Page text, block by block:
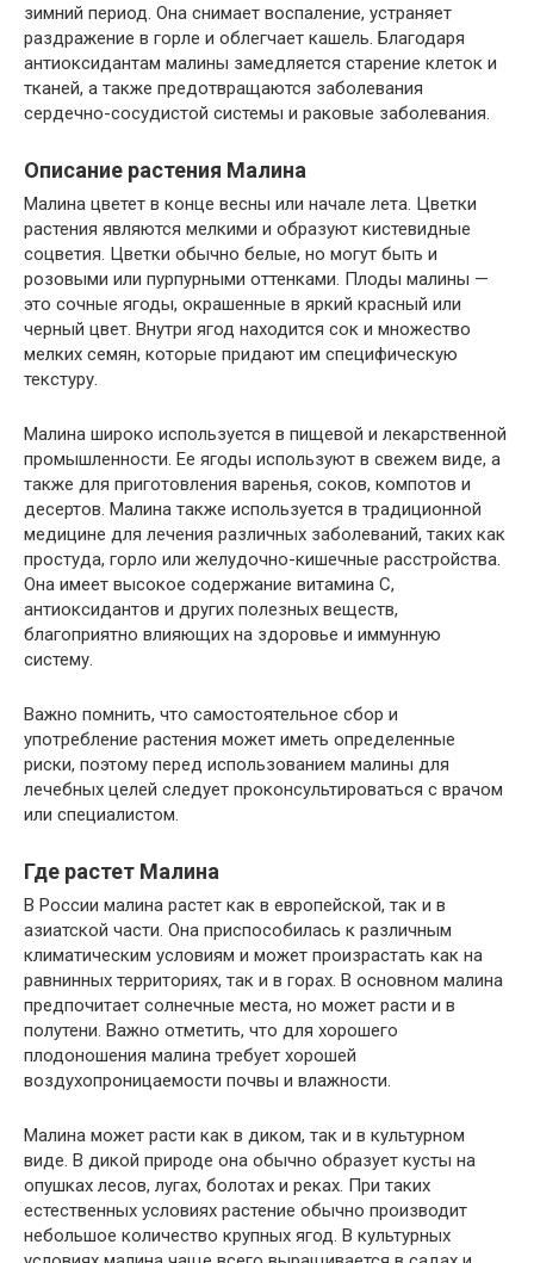
зимний период. Она снимает воспаление, устраняет
раздражение в горле и облегчает кашель. Благодаря
антиоксидантам малины замедляется старение клеток и
тканей, а также предотвращаются заболевания
сердечно-сосудистой системы и раковые заболевания.
Описание растения Малина
Малина цветет в конце весны или начале лета. Цветки
растения являются мелкими и образуют кистевидные
соцветия. Цветки обычно белые, но могут быть и
розовыми или пурпурными оттенками. Плоды малины —
это сочные ягоды, окрашенные в яркий красный или
черный цвет. Внутри ягод находится сок и множество
мелких семян, которые придают им специфическую
текстуру.
Малина широко используется в пищевой и лекарственной
промышленности. Ее ягоды используют в свежем виде, а
также для приготовления варенья, соков, компотов и
десертов. Малина также используется в традиционной
медицине для лечения различных заболеваний, таких как
простуда, горло или желудочно-кишечные расстройства.
Она имеет высокое содержание витамина C,
антиоксидантов и других полезных веществ,
благоприятно влияющих на здоровье и иммунную
систему.
Важно помнить, что самостоятельное сбор и
употребление растения может иметь определенные
риски, поэтому перед использованием малины для
лечебных целей следует проконсультироваться с врачом
или специалистом.
Где растет Малина
В России малина растет как в европейской, так и в
азиатской части. Она приспособилась к различным
климатическим условиям и может произрастать как на
равнинных территориях, так и в горах. В основном малина
предпочитает солнечные места, но может расти и в
полутени. Важно отметить, что для хорошего
плодоношения малина требует хорошей
воздухопроницаемости почвы и влажности.
Малина может расти как в диком, так и в культурном
виде. В дикой природе она обычно образует кусты на
опушках лесов, лугах, болотах и реках. При таких
естественных условиях растение обычно производит
небольшое количество крупных ягод. В культурных